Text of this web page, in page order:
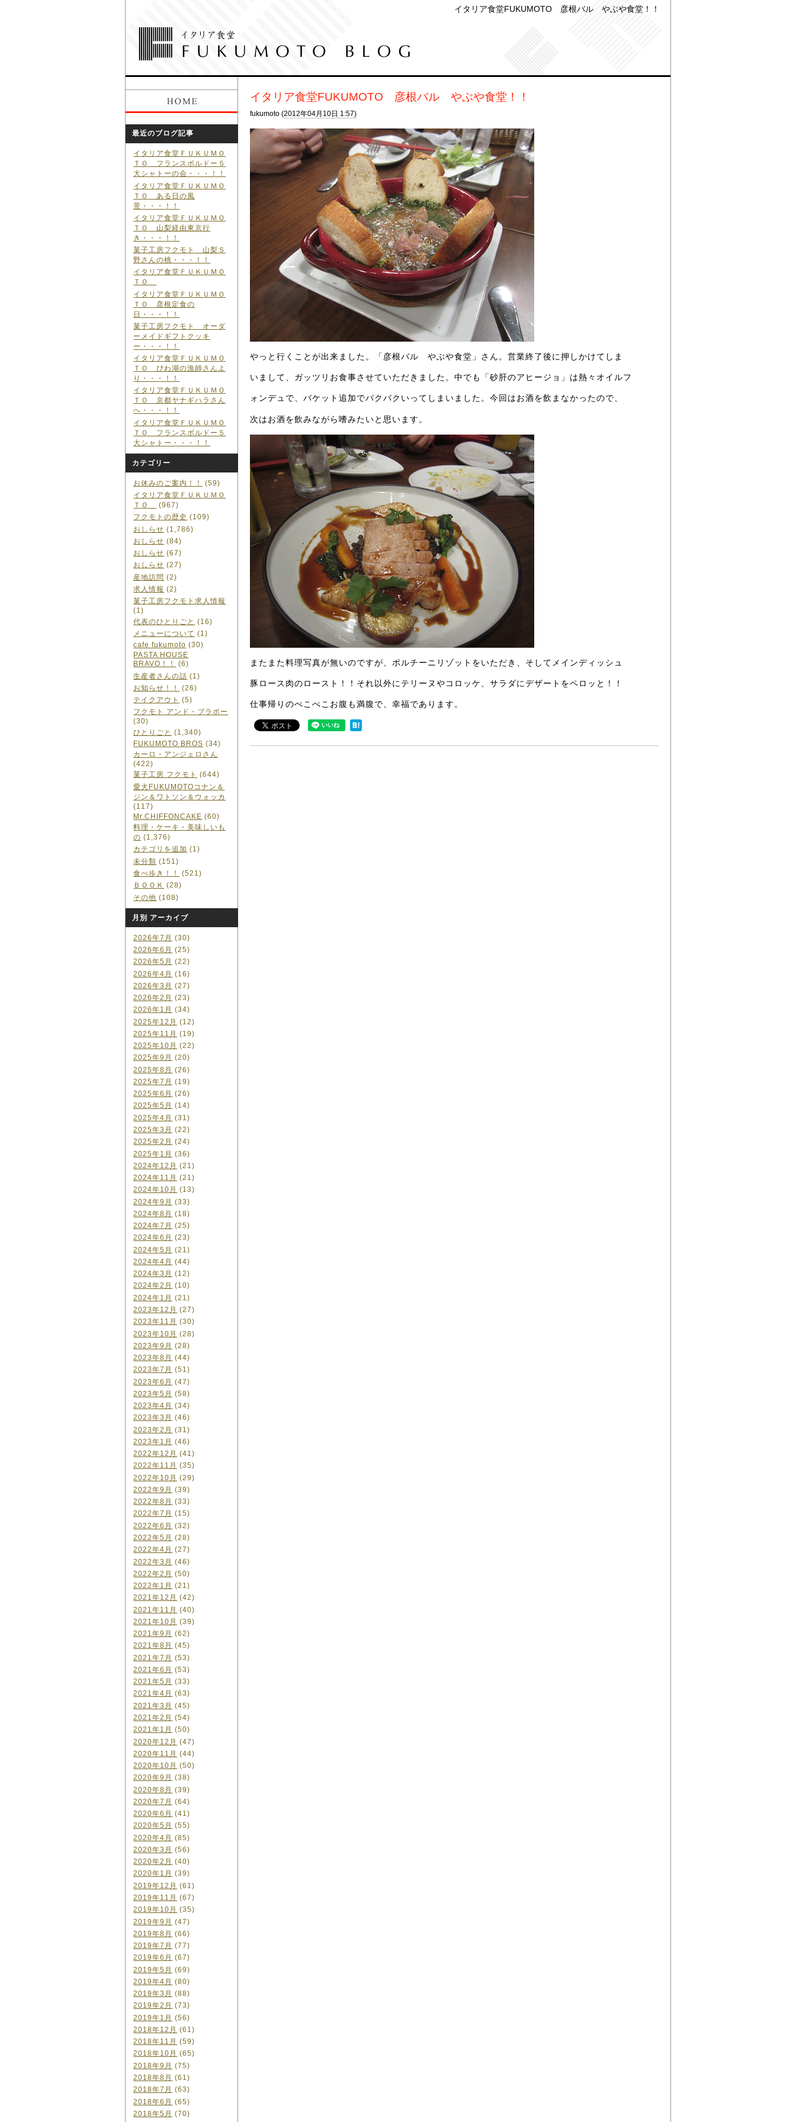
イタリア食堂FUKUMOTO 彦根バル やぶや食堂！！
イタリア食堂FUKUMOTO 彦根バル やぶや食堂！！
fukumoto (2012年04月10日 1:57)
やっと行くことが出来ました。「彦根バル やぶや食堂」さん。営業終了後に押しかけてしま
いまして、ガッツリお食事させていただきました。中でも「砂肝のアヒージョ」は熱々オイルフ
ォンデュで、バケット追加でバクバクいってしまいました。今回はお酒を飲まなかったので、
次はお酒を飲みながら嗜みたいと思います。
またまた料理写真が無いのですが、ポルチーニリゾットをいただき、そしてメインディッシュ
豚ロース肉のロースト！！それ以外にテリーヌやコロッケ、サラダにデザートをペロッと！！
仕事帰りのぺこぺこお腹も満腹で、幸福であります。
最近のブログ記事
イタリア食堂ＦＵＫＵＭＯ
ＴＯ フランスボルドー５
大シャトーの会・・・！！
イタリア食堂ＦＵＫＵＭＯ
ＴＯ ある日の風
景・・・！！
イタリア食堂ＦＵＫＵＭＯ
ＴＯ 山梨経由東京行
き・・・！！
菓子工房フクモト 山梨Ｓ
野さんの桃・・・！！
イタリア食堂ＦＵＫＵＭＯ
ＴＯ
イタリア食堂ＦＵＫＵＭＯ
ＴＯ 彦根定食の
日・・・！！
菓子工房フクモト オーダ
ーメイドギフトクッキ
ー・・・！！
イタリア食堂ＦＵＫＵＭＯ
ＴＯ びわ湖の漁師さんよ
り・・・！！
イタリア食堂ＦＵＫＵＭＯ
ＴＯ 京都ヤナギハラさん
へ・・・！！
イタリア食堂ＦＵＫＵＭＯ
ＴＯ フランスボルドー５
大シャトー・・・！！
カテゴリー
お休みのご案内！！
(59)
イタリア食堂ＦＵＫＵＭＯ
ＴＯ
(967)
フクモトの歴史 (109)
おしらせ (1,786)
おしらせ (84)
おしらせ (67)
おしらせ (27)
産地訪問 (2)
求人情報 (2)
菓子工房フクモト求人情報
(1)
代表のひとりごと (16)
メニューについて (1)
cafe fukumoto (30)
PASTA HOUSE
BRAVO！！
(6)
生産者さんの話 (1)
お知らせ！！
(26)
テイクアウト (5)
フクモト アンド・ブラボー
(30)
ひとりごと (1,340)
FUKUMOTO BROS (34)
カーロ・アンジェロさん
(422)
菓子工房 フクモト (644)
愛犬FUKUMOTOコナン＆
ジン＆ワトソン＆ウォッカ
(117)
Mr.CHIFFONCAKE (60)
料理・ケーキ・美味しいも
の (1,376)
カテゴリを追加 (1)
未分類 (151)
食べ歩き！！
(521)
ＢＯＯＫ (28)
その他 (108)
月別 アーカイブ
2026年7月 (30)
2026年6月 (25)
2026年5月 (22)
2026年4月 (16)
2026年3月 (27)
2026年2月 (23)
2026年1月 (34)
2025年12月 (12)
2025年11月 (19)
2025年10月 (22)
2025年9月 (20)
2025年8月 (26)
2025年7月 (19)
2025年6月 (26)
2025年5月 (14)
2025年4月 (31)
2025年3月 (22)
2025年2月 (24)
2025年1月 (36)
2024年12月 (21)
2024年11月 (21)
2024年10月 (13)
2024年9月 (33)
2024年8月 (18)
2024年7月 (25)
2024年6月 (23)
2024年5月 (21)
2024年4月 (44)
2024年3月 (12)
2024年2月 (10)
2024年1月 (21)
2023年12月 (27)
2023年11月 (30)
2023年10月 (28)
2023年9月 (28)
2023年8月 (44)
2023年7月 (51)
2023年6月 (47)
2023年5月 (58)
2023年4月 (34)
2023年3月 (46)
2023年2月 (31)
2023年1月 (46)
2022年12月 (41)
2022年11月 (35)
2022年10月 (29)
2022年9月 (39)
2022年8月 (33)
2022年7月 (15)
2022年6月 (32)
2022年5月 (28)
2022年4月 (27)
2022年3月 (46)
2022年2月 (50)
2022年1月 (21)
2021年12月 (42)
2021年11月 (40)
2021年10月 (39)
2021年9月 (62)
2021年8月 (45)
2021年7月 (53)
2021年6月 (53)
2021年5月 (33)
2021年4月 (63)
2021年3月 (45)
2021年2月 (54)
2021年1月 (50)
2020年12月 (47)
2020年11月 (44)
2020年10月 (50)
2020年9月 (38)
2020年8月 (39)
2020年7月 (64)
2020年6月 (41)
2020年5月 (55)
2020年4月 (85)
2020年3月 (56)
2020年2月 (40)
2020年1月 (39)
2019年12月 (61)
2019年11月 (67)
2019年10月 (35)
2019年9月 (47)
2019年8月 (66)
2019年7月 (77)
2019年6月 (67)
2019年5月 (69)
2019年4月 (80)
2019年3月 (88)
2019年2月 (73)
2019年1月 (56)
2018年12月 (61)
2018年11月 (59)
2018年10月 (65)
2018年9月 (75)
2018年8月 (61)
2018年7月 (63)
2018年6月 (65)
2018年5月 (70)